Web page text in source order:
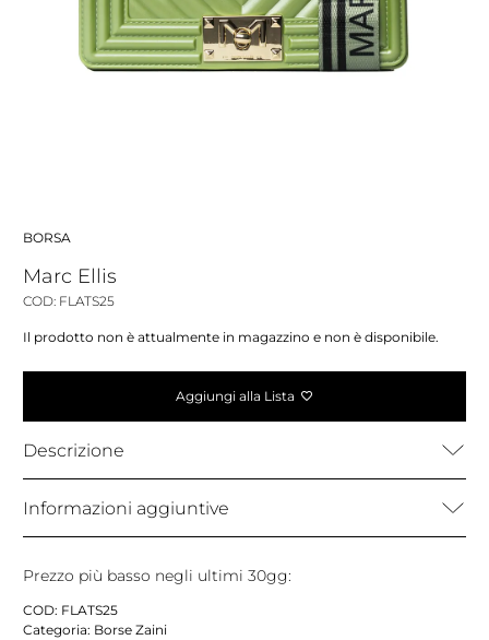
BORSA
Marc Ellis
COD: FLATS25
Il prodotto non è attualmente in magazzino e non è disponibile.
Aggiungi alla Lista
Descrizione
Informazioni aggiuntive
Prezzo più basso negli ultimi 30gg:
COD: FLATS25
Categoria: Borse Zaini